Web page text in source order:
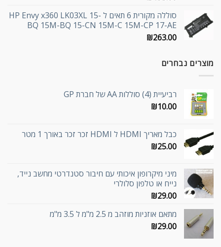
סוללה מקורית 6 תאים ל HP Envy x360 LK03XL 15-
BQ 15M-BQ 15-CN 15M-C 15M-CP 17-AE
₪263.00
מוצרים נבחרים
רביעיית (4) סוללות AA של חברת GP
₪10.00
כבל מאריך HDMI ל HDMI זכר זכר באורך 1 מטר
₪25.00
מיני מיקרופון איכותי עם חיבור סטנדרטי מחשב נייד,
נייח או טלפון סלולרי
₪29.00
מתאם אוזניות מוזהב מ 2.5 מ"מ ל 3.5 מ"מ
₪29.00